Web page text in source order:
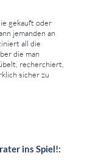
gekauft oder
jemanden an
all die
die man
recherchiert,
sicher zu
ins Spiel!: